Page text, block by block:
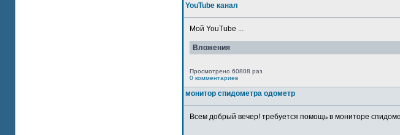
YouTube канал
Мой YouTube ...
Вложения
Просмотрено 60808 раз
0 комментариев
монитор спидометра одометр
Всем добрый вечер! требуется помощь в мониторе